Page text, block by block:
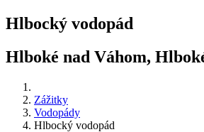
Hlbocký vodopád
Hlboké nad Váhom,
Zážitky
Vodopády
Hlbocký vodopád